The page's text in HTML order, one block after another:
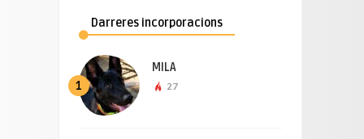
Darreres incorporacions
1
MILA
27